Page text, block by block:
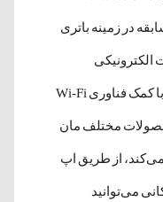
در زمینه باتری
الکترونیکی
شناخته می‌شود، این پریز هوشمند با کمک فناوری Wi-Fi
مختلف مان
می‌کند، از طریق اپ
می‌توانید